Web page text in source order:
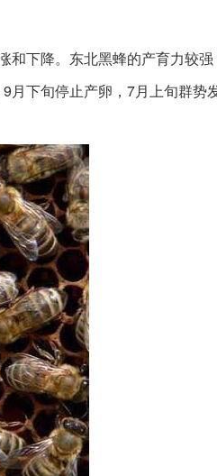
和下降。东北黑蜂的产育力较强
月下旬停止产卵，7月上旬群势